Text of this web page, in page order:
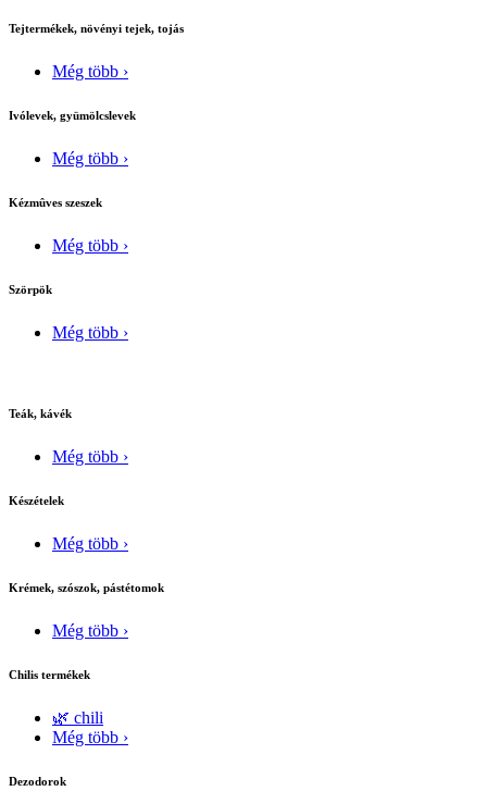
Tejtermékek, növényi tejek, tojás
Még több ›
Ivólevek, gyümölcslevek
Még több ›
Kézmûves szeszek
Még több ›
Szörpök
Még több ›
Teák, kávék
Még több ›
Készételek
Még több ›
Krémek, szószok, pástétomok
Még több ›
Chilis termékek
🌿 chili
Még több ›
Dezodorok